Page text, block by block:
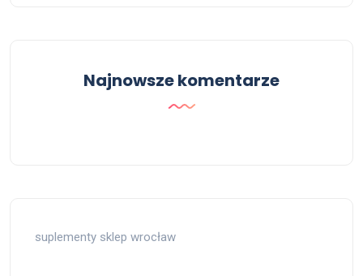
Najnowsze komentarze
suplementy sklep wrocław